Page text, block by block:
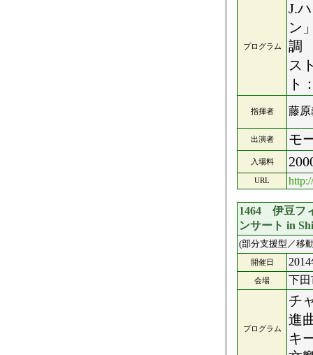
プログラム
J.
ン
調
ス
ト
指揮者 藤
出演者 モ
入場料
URL
1464 伊豆フ
ンサート in
(部分支援型／移
開催日
会場 下
プログラム
チ
進
キ